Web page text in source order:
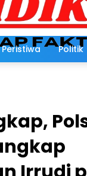
Peristiwa Politik